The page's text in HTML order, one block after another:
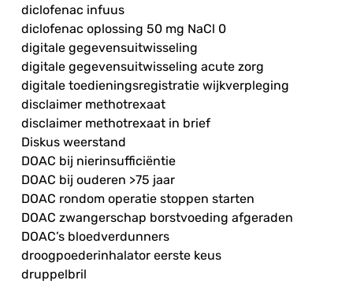
diclofenac infuus
diclofenac oplossing 50 mg NaCl 0
digitale gegevensuitwisseling
digitale gegevensuitwisseling acute zorg
digitale toedieningsregistratie wijkverpleging
disclaimer methotrexaat
disclaimer methotrexaat in brief
Diskus weerstand
DOAC bij nierinsufficiëntie
DOAC bij ouderen >75 jaar
DOAC rondom operatie stoppen starten
DOAC zwangerschap borstvoeding afgeraden
DOAC’s bloedverdunners
droogpoederinhalator eerste keus
druppelbril